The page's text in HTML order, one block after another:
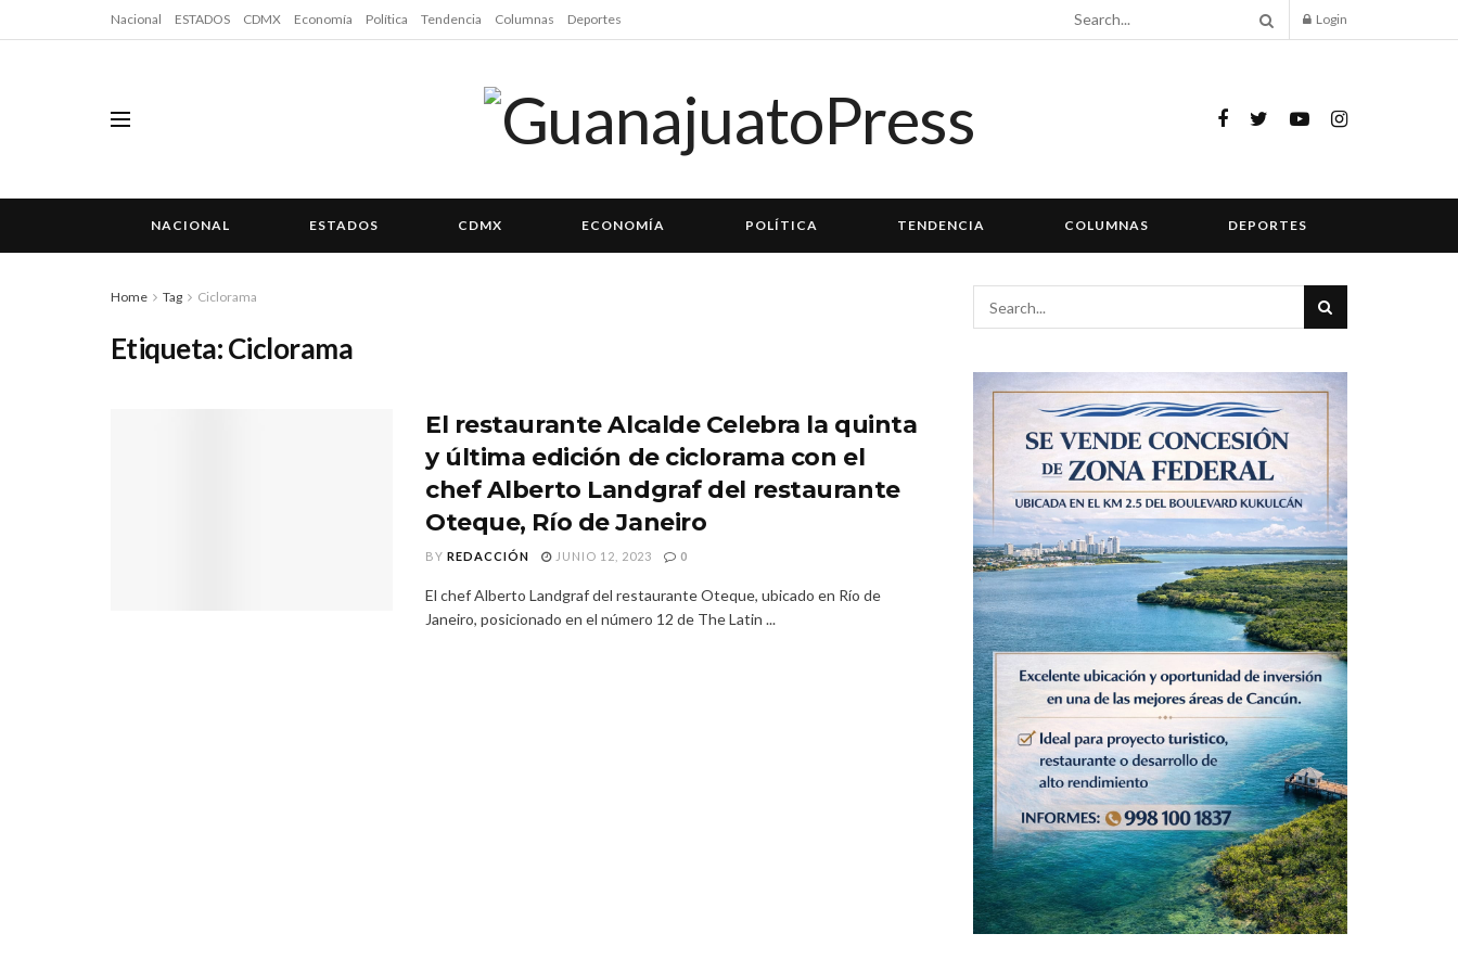
Nacional ESTADOS CDMX Economía Política Tendencia Columnas Deportes Login
NACIONAL ESTADOS CDMX ECONOMÍA POLÍTICA TENDENCIA COLUMNAS DEPORTES
Home Tag Ciclorama
Etiqueta:Ciclorama
El restaurante Alcalde Celebra la quinta
y última edición de ciclorama con el
chef Alberto Landgraf del restaurante
Oteque, Río de Janeiro
BY REDACCIÓN JUNIO 12, 2023 0
El chef Alberto Landgraf del restaurante Oteque, ubicado en Río de
Janeiro, posicionado en el número 12 de The Latin ...